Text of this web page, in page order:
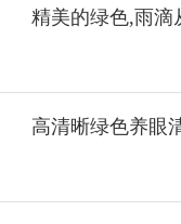
精美的绿色,雨滴
高清晰绿色养眼